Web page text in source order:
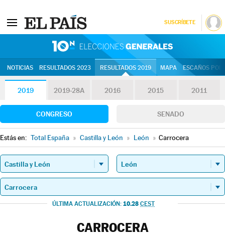
SUSCRÍBETE
NOTICIAS RESULTADOS 2023 RESULTADOS 2019 MAPA ESCAÑOS
2019 2019-28A 2016 2015 2011
CONGRESO SENADO
Estás en: Total España » Castilla y León » León » Carrocera
ÚLTIMA ACTUALIZACIÓN: 10.28 CEST
CARROCERA